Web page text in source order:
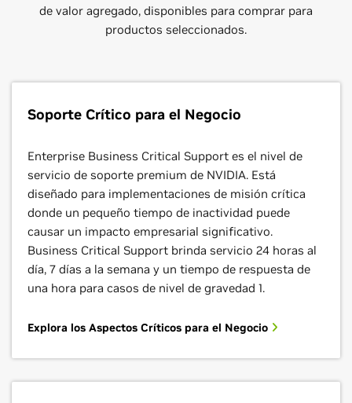
de valor agregado, disponibles para comprar para
productos seleccionados.
Soporte Crítico para el Negocio
Enterprise Business Critical Support es el nivel de
servicio de soporte premium de NVIDIA. Está
diseñado para implementaciones de misión crítica
donde un pequeño tiempo de inactividad puede
causar un impacto empresarial significativo.
Business Critical Support brinda servicio 24 horas al
día, 7 días a la semana y un tiempo de respuesta de
una hora para casos de nivel de gravedad 1.
Explora los Aspectos Críticos para el Negocio